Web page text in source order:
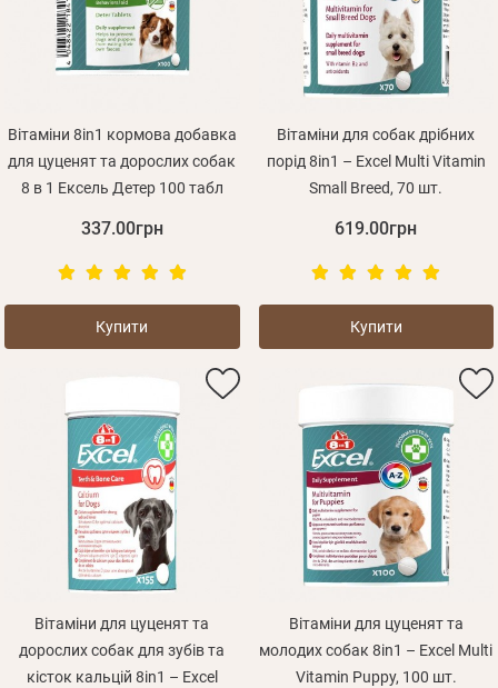
Вітаміни 8in1 кормова добавка
для цуценят та дорослих собак
8 в 1 Ексель Детер 100 табл
337.00грн
Купити
Вітаміни для собак дрібних
порід 8in1 – Excel Multi Vitamin
Small Breed, 70 шт.
619.00грн
Купити
Вітаміни для цуценят та
дорослих собак для зубів та
кісток кальцій 8in1 – Excel
Вітаміни для цуценят та
молодих собак 8in1 – Excel Multi
Vitamin Puppy, 100 шт.